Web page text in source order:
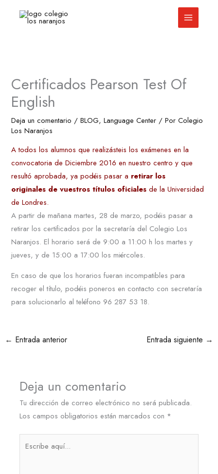
Certificados Pearson Test Of
English
Deja un comentario /BLOG,Language Center / PorColegio
Los Naranjos
A todos los alumnos que realizásteis los exámenes en la
convocatoria de Diciembre 2016 en nuestro centro y que
resultó aprobada, ya podéis pasar a retirar los
originales de vuestros títulos oficiales de la Universidad
de Londres.
A partir de mañana martes, 28 de marzo, podéis pasar a
retirar los certificados por la secretaría del Colegio Los
Naranjos. El horario será de 9:00 a 11:00 h los martes y
jueves, y de 15:00 a 17:00 los miércoles.
En caso de que los horarios fueran incompatibles para
recoger el título, podéis poneros en contacto con secretaría
para solucionarlo al teléfono 96 287 53 18.
← Entrada anterior Entrada siguiente →
Deja un comentario
Tu dirección de correo electrónico no será publicada.
Los campos obligatorios están marcados con *